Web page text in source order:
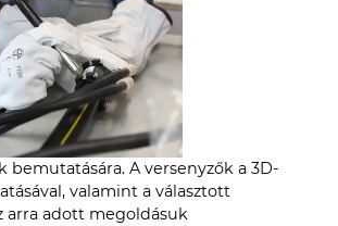
A versenyzők a 3D-
valamint a választott
arra adott megoldásuk